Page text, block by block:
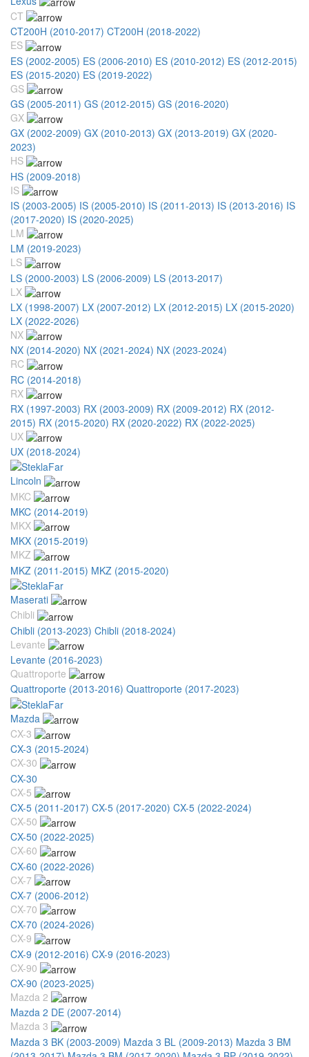
CT
CT200H (2010-2017) CT200H (2018-2022)
ES
ES (2002-2005) ES (2006-2010) ES (2010-2012) ES (2012-2015)
ES (2015-2020) ES (2019-2022)
GS
GS (2005-2011) GS (2012-2015) GS (2016-2020)
GX
GX (2002-2009) GX (2010-2013) GX (2013-2019) GX (2020-
2023)
HS
HS (2009-2018)
IS
IS (2003-2005) IS (2005-2010) IS (2011-2013) IS (2013-2016) IS
(2017-2020) IS (2020-2025)
LM
LM (2019-2023)
LS
LS (2000-2003) LS (2006-2009) LS (2013-2017)
LX
LX (1998-2007) LX (2007-2012) LX (2012-2015) LX (2015-2020)
LX (2022-2026)
NX
NX (2014-2020) NX (2021-2024) NX (2023-2024)
RC
RC (2014-2018)
RX
RX (1997-2003) RX (2003-2009) RX (2009-2012) RX (2012-
2015) RX (2015-2020) RX (2020-2022) RX (2022-2025)
UX
UX (2018-2024)
Lincoln
MKC
MKC (2014-2019)
MKX
MKX (2015-2019)
MKZ
MKZ (2011-2015) MKZ (2015-2020)
Maserati
Chibli
Chibli (2013-2023) Chibli (2018-2024)
Levante
Levante (2016-2023)
Quattroporte
Quattroporte (2013-2016) Quattroporte (2017-2023)
Mazda
CX-3
CX-3 (2015-2024)
CX-30
CX-30
CX-5
CX-5 (2011-2017) CX-5 (2017-2020) CX-5 (2022-2024)
CX-50
CX-50 (2022-2025)
CX-60
CX-60 (2022-2026)
CX-7
CX-7 (2006-2012)
CX-70
CX-70 (2024-2026)
CX-9
CX-9 (2012-2016) CX-9 (2016-2023)
CX-90
CX-90 (2023-2025)
Mazda 2
Mazda 2 DE (2007-2014)
Mazda 3
Mazda 3 BK (2003-2009) Mazda 3 BL (2009-2013) Mazda 3 BM